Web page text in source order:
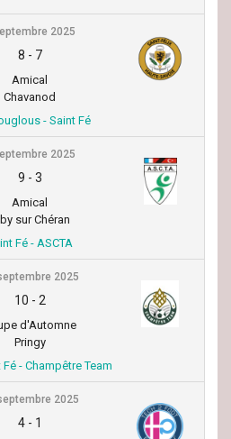
2025
8 - 7
Amical
Chavanod
- Saint Fé
2025
9 - 3
Amical
sur Chéran
Fé - ASCTA
2025
10 - 2
d'Automne
Pringy
Fé - Champêtre Team
2025
4- 1